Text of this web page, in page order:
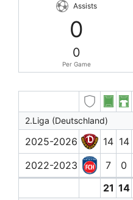
Assists
0
0
Per Game
2.Liga (Deutschland)
2025-2026 14 14
2022-2023
7 0
21 14